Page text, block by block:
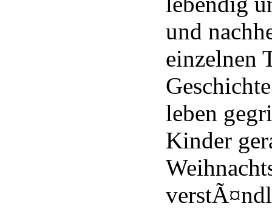
und
einzelnen
leben
Kinder